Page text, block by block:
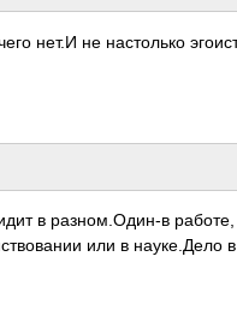
нет.И не наст­олько
в разн­ом.О­дин-в
или в наук­е.Дело